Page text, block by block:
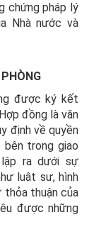
chứng pháp lý
Nhà nước và
được ký kết
đồng là văn
định về quyền
bên trong giao
ra dưới sự
luật sư, hình
thuận của
được những